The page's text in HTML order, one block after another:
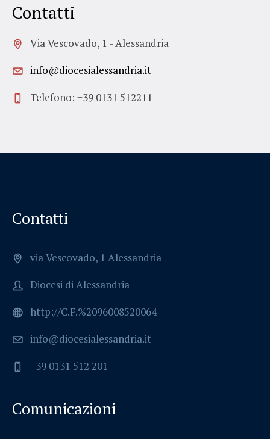
Contatti
Via Vescovado, 1 - Alessandria
info@diocesialessandria.it
Telefono: +39 0131 512211
Contatti
via Vescovado, 1 Alessandria
Diocesi di Alessandria
http://C.F.%2096008520064
info@diocesialessandria.it
+39 0131 512 201
Comunicazioni